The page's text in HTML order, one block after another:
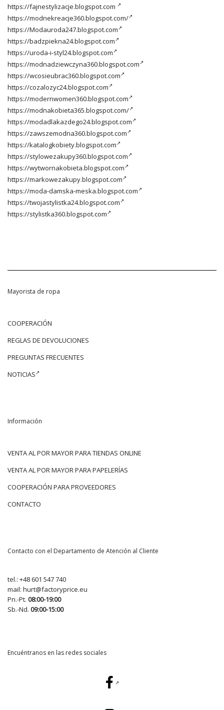
https://fajnestylizacje.blogspot.com
https://modnekreacje360.blogspot.com/
https://Modauroda247.blogspot.com
https://badzpiekna24.blogspot.com
https://uroda-i-styl24.blogspot.com
https://modnadziewczyna360.blogspot.com
https://wcosieubrac360.blogspot.com
https://cozalozyc24.blogspot.com
https://modernwomen360.blogspot.com
https://modnakobieta365.blogspot.com/
https://modadlakazdego24.blogspot.com
https://zawszemodna360.blogspot.com
https://katalogkobiety.blogspot.com
https://stylowezakupy360.blogspot.com
https://wytwornakobieta.blogspot.com
https://markowezakupy.blogspot.com
https://moda-damska-meska.blogspot.com
https://twojastylistka24.blogspot.com
https://stylistka360.blogspot.com
Mayorista de ropa
COOPERACIÓN
REGLAS DE DEVOLUCIONES
PREGUNTAS FRECUENTES
NOTICIAS
Información
VENTA AL POR MAYOR PARA TIENDAS ONLINE
VENTA AL POR MAYOR PARA PAPELERÍAS
COOPERACIÓN PARA PROVEEDORES
CONTACTO
Contacto con el Departamento de Atención al Cliente
tel.: +48 601 547 740
mail: hurt@factoryprice.eu
Pn.-Pt. 08:00-19:00
Sb.-Nd. 09:00-15:00
Encuéntranos en las redes sociales